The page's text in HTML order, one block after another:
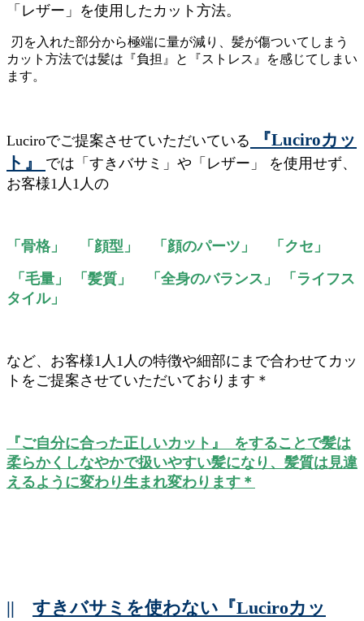
「レザー」を使用したカット方法。
刃を入れた部分から極端に量が減り、髪が傷ついてしまう
カット方法では髪は『負担』と『ストレス』を感じてしまい
ます。
Luciroでご提案させていただいている
『Luciroカッ
ト』
では「すきバサミ」や「レザー」 を使用せず、
お客様1人1人の
「骨格」 「顔型」 「顔のパーツ」 「クセ」
「毛量」 「髪質」 「全身のバランス」 「ライフス
タイル」
など、お客様1人1人の特徴や細部にまで合わせてカッ
トをご提案させていただいております＊
『ご自分に合った正しいカット』 をすることで髪は
柔らかくしなやかで扱いやすい髪になり、髪質は見違
えるように変わり生まれ変わります＊
|| すきバサミを使わない『Luciroカッ